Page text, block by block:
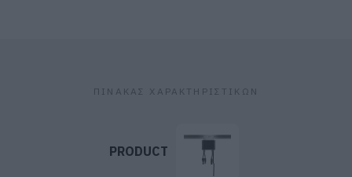
ΠΙΝΑΚΑΣ ΧΑΡΑΚΤΗΡΙΣΤΙΚΩΝ